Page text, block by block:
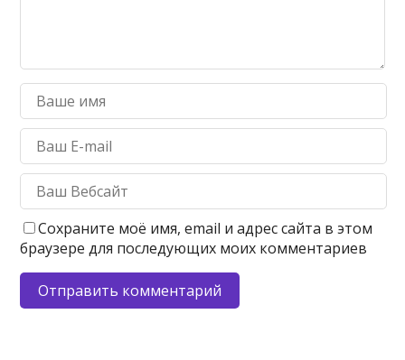
Сохраните моё имя, email и адрес сайта в этом
браузере для последующих моих комментариев